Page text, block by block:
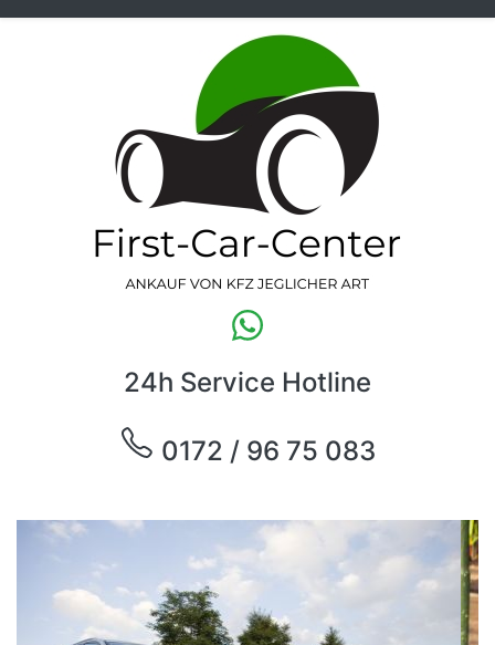
24h Service Hotline
0172 / 96 75 083